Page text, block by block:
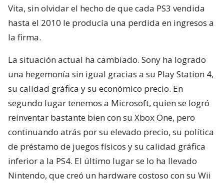
Vita, sin olvidar el hecho de que cada PS3 vendida
hasta el 2010 le producía una perdida en ingresos a
la firma.
La situación actual ha cambiado. Sony ha logrado
una hegemonía sin igual gracias a su Play Station 4,
su calidad gráfica y su económico precio. En
segundo lugar tenemos a Microsoft, quien se logró
reinventar bastante bien con su Xbox One, pero
continuando atrás por su elevado precio, su política
de préstamo de juegos físicos y su calidad gráfica
inferior a la PS4. El último lugar se lo ha llevado
Nintendo, que creó un hardware costoso con su Wii